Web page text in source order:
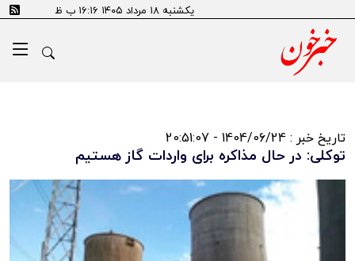
یکشنبه ۱۸ مرداد ۱۴۰۵ ۱۶:۱۶ ب ظ
تاریخ خبر : 1404/06/24 - 20:51:07
توکلی: در حال مذاکره برای واردات گاز هستیم